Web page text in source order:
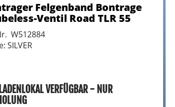
Felgenband Bontrage
Ventil Road TLR 55
W512884
SILVER
VERFÜGBAR - NUR